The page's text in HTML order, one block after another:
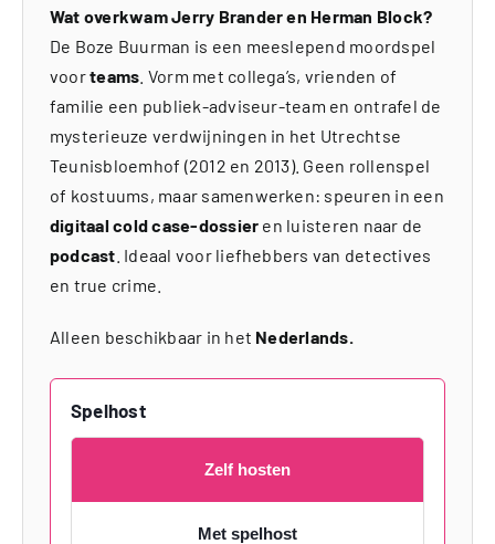
Wat overkwam Jerry Brander en Herman Block?
De Boze Buurman is een meeslepend moordspel
voorteams . Vorm met collega’s, vrienden of
familie een publiek-adviseur-team en ontrafel de
mysterieuze verdwijningen in het Utrechtse
Teunisbloemhof (2012 en 2013). Geen rollenspel
of kostuums, maar samenwerken: speuren in een
digitaal cold case-dossier en luisteren naar de
podcast . Ideaal voor liefhebbers van detectives
en true crime.
Alleen beschikbaar in het Nederlands.
Spelhost
Zelf hosten
Met spelhost